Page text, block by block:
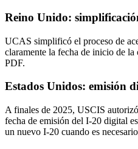
Reino Unido:
UCAS simplificó el proceso de
claramente la fecha de inicio de
PDF.
Estados Unidos: emisión
A finales de 2025, USCIS
fecha de emisión del I-20 digital
un nuevo I-20 cuando es